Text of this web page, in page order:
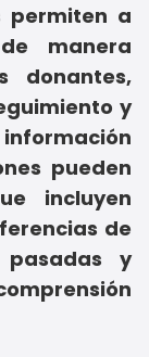
permiten a
manera
donantes,
y
pueden
incluyen
de
pasadas y